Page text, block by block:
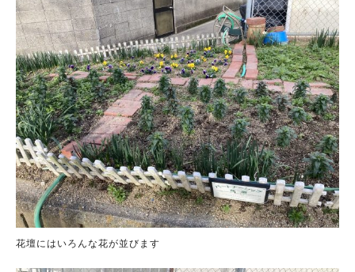
花壇にはいろんな花が並びます